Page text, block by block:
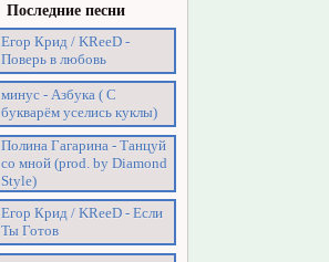
Последние песни
Егор Крид / KReeD -
Поверь в любовь
минус - Азбука ( С
букварём уселись куклы)
Полина Гагарина - Танцуй
со мной (prod. by Diamond
Style)
Егор Крид / KReeD - Если
Ты Готов